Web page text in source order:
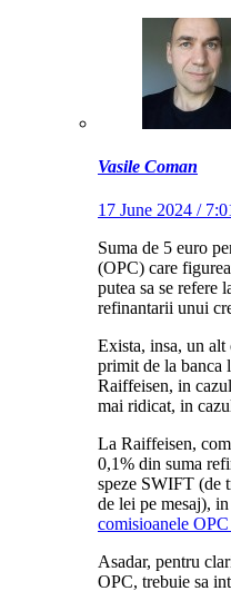
Vasile Coman
17 June 2024 /
Suma de 5 euro
(OPC) care
putea sa se refere
refinantarii unui
Exista, insa, un
primit de la banca
Raiffeisen, in
mai ridicat, in
La Raiffeisen,
0,1% din suma
speze SWIFT (de
de lei pe mesaj),
comisioanele
Asadar, pentru
OPC, trebuie sa